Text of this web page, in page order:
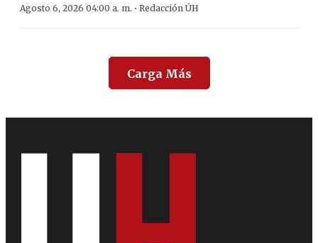
Agosto 6, 2026 04:00 a. m. · Redacción ÚH
Carga Más